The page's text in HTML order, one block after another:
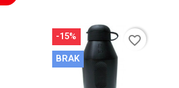
-15%
BRAK
favorite_border